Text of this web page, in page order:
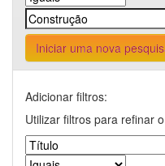
Iniciar uma nova
Adicionar filtros:
Utilizar filtros para refinar